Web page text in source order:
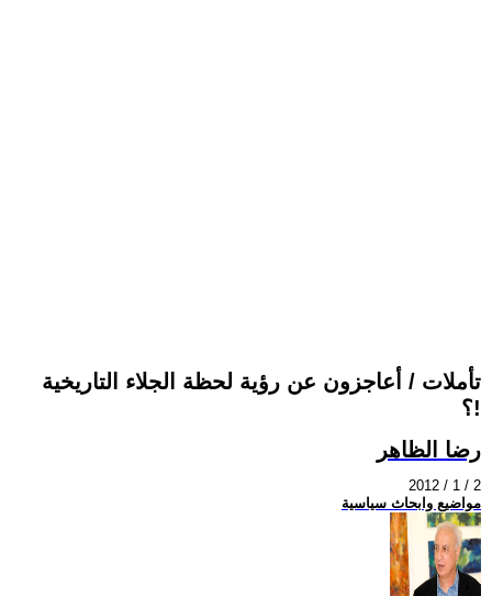
تأملات / أعاجزون عن رؤية لحظة الجلاء التاريخية
!؟
رضا الظاهر
2012 / 1 / 2
مواضيع وابحاث سياسية